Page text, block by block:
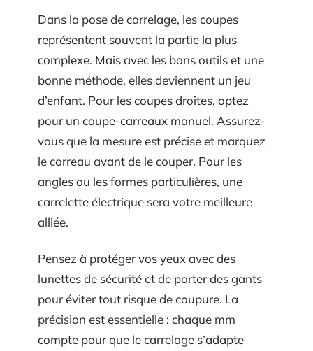
Dans la pose de carrelage, les coupes
représentent souvent la partie la plus
complexe. Mais avec les bons outils et une
bonne méthode, elles deviennent un jeu
d’enfant. Pour les coupes droites, optez
pour un coupe-carreaux manuel. Assurez-
vous que la mesure est précise et marquez
le carreau avant de le couper. Pour les
angles ou les formes particulières, une
carrelette électrique sera votre meilleure
alliée.
Pensez à protéger vos yeux avec des
lunettes de sécurité et de porter des gants
pour éviter tout risque de coupure. La
précision est essentielle : chaque mm
compte pour que le carrelage s’adapte